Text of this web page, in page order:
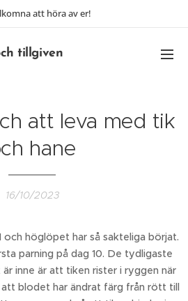
att höra av er!
tillgiven
att leva med tik
hane
16/10/2023
och höglöpet har så sakteliga börjat.
parning på dag 10. De tydligaste
inne är att tiken rister i ryggen när
blodet har ändrat färg från rött till